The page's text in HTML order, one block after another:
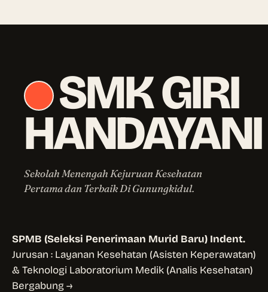
SMK GIRI
HANDAYANI
Sekolah Menengah Kejuruan Kesehatan
Pertama dan Terbaik Di Gunungkidul.
SPMB (Seleksi Penerimaan Murid Baru) Indent.
Jurusan : Layanan Kesehatan (Asisten Keperawatan)
& Teknologi Laboratorium Medik (Analis Kesehatan)
Bergabung →